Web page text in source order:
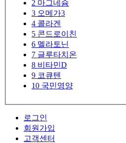
2 마그네슘
3 오메가3
4 콜라겐
5 콘드로이친
6 멜라토닌
7 글루타치온
8 비타민D
9 코큐텐
10 국민영양
로그인
회원가입
고객센터